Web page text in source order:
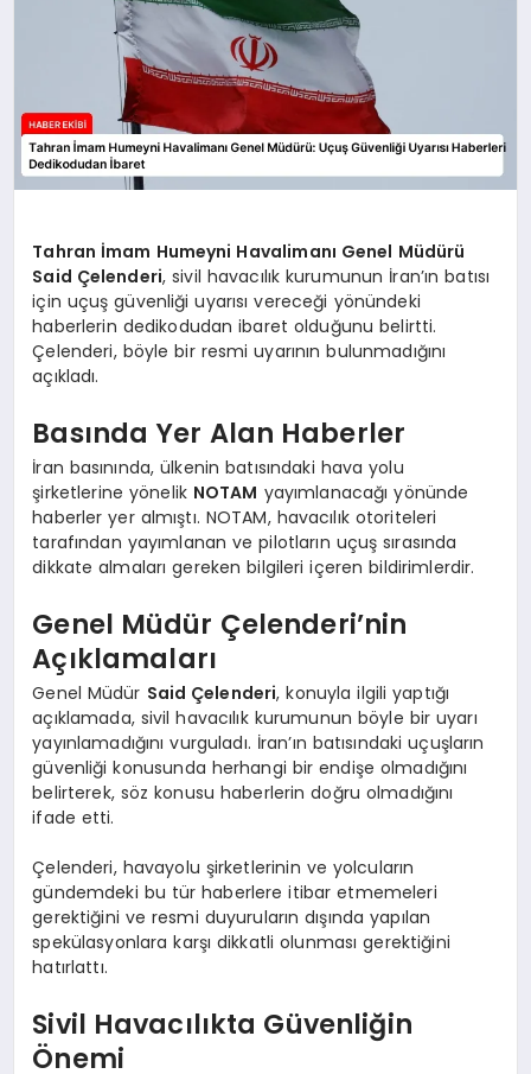
Tahran İmam Humeyni Havalimanı Genel Müdürü
Said Çelenderi, sivil havacılık kurumunun İran’ın batısı
için uçuş güvenliği uyarısı vereceği yönündeki
haberlerin dedikodudan ibaret olduğunu belirtti.
Çelenderi, böyle bir resmi uyarının bulunmadığını
açıkladı.
Basında Yer Alan Haberler
İran basınında, ülkenin batısındaki hava yolu
şirketlerine yönelik NOTAM yayımlanacağı yönünde
haberler yer almıştı. NOTAM, havacılık otoriteleri
tarafından yayımlanan ve pilotların uçuş sırasında
dikkate almaları gereken bilgileri içeren bildirimlerdir.
Genel Müdür Çelenderi’nin
Açıklamaları
Genel Müdür Said Çelenderi, konuyla ilgili yaptığı
açıklamada, sivil havacılık kurumunun böyle bir uyarı
yayınlamadığını vurguladı. İran’ın batısındaki uçuşların
güvenliği konusunda herhangi bir endişe olmadığını
belirterek, söz konusu haberlerin doğru olmadığını
ifade etti.
Çelenderi, havayolu şirketlerinin ve yolcuların
gündemdeki bu tür haberlere itibar etmemeleri
gerektiğini ve resmi duyuruların dışında yapılan
spekülasyonlara karşı dikkatli olunması gerektiğini
hatırlattı.
Sivil Havacılıkta Güvenliğin
Önemi